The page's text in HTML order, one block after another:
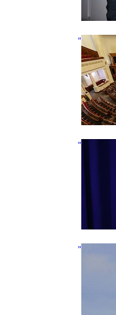
" />
" />
" />